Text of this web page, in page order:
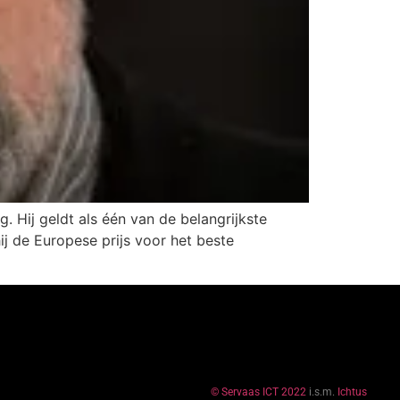
Hij geldt als één van de belangrijkste
de Europese prijs voor het beste
© Servaas ICT 2022i.s.m. Ichtus